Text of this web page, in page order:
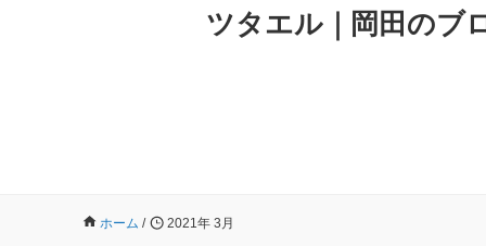
ツタエル｜岡田のブ
ホーム / 2021年 3月